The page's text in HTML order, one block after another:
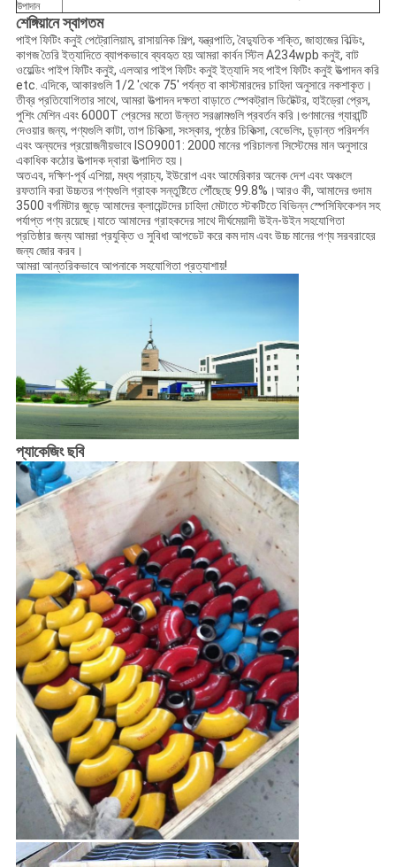
উপাদান
শেঙ্গিয়ানে স্বাগতম
পাইপ ফিটিং কনুই পেট্রোলিয়াম, রাসায়নিক শিল্প, যন্ত্রপাতি, বৈদ্যুতিক শক্তি, জাহাজের বিল্ডিং,
কাগজ তৈরি ইত্যাদিতে ব্যাপকভাবে ব্যবহৃত হয় আমরা কার্বন স্টিল A234wpb কনুই, বাট
ওয়েল্ডিং পাইপ ফিটিং কনুই, এলআর পাইপ ফিটিং কনুই ইত্যাদি সহ পাইপ ফিটিং কনুই উত্পাদন করি
etc. এদিকে, আকারগুলি 1/2 'থেকে 75' পর্যন্ত বা কাস্টমারদের চাহিদা অনুসারে নকশাকৃত।
তীব্র প্রতিযোগিতার সাথে, আমরা উত্পাদন দক্ষতা বাড়াতে স্পেকট্রাল ডিটেক্টর, হাইড্রো প্রেস,
পুশিং মেশিন এবং 6000T প্রেসের মতো উন্নত সরঞ্জামগুলি প্রবর্তন করি।গুণমানের গ্যারান্টি
দেওয়ার জন্য, পণ্যগুলি কাটা, তাপ চিকিত্সা, সংস্কার, পৃষ্ঠের চিকিত্সা, বেভেলিং, চূড়ান্ত পরিদর্শন
এবং অন্যদের প্রয়োজনীয়ভাবে ISO9001: 2000 মানের পরিচালনা সিস্টেমের মান অনুসারে
একাধিক কঠোর উত্পাদক দ্বারা উত্পাদিত হয়।
অতএব, দক্ষিণ-পূর্ব এশিয়া, মধ্য প্রাচ্য, ইউরোপ এবং আমেরিকার অনেক দেশ এবং অঞ্চলে
রফতানি করা উচ্চতর পণ্যগুলি গ্রাহক সন্তুষ্টিতে পৌঁছেছে 99.8%।আরও কী, আমাদের গুদাম
3500 বর্গমিটার জুড়ে আমাদের ক্লায়েন্টদের চাহিদা মেটাতে স্টকটিতে বিভিন্ন স্পেসিফিকেশন সহ
পর্যাপ্ত পণ্য রয়েছে।যাতে আমাদের গ্রাহকদের সাথে দীর্ঘমেয়াদী উইন-উইন সহযোগিতা
প্রতিষ্ঠার জন্য আমরা প্রযুক্তি ও সুবিধা আপডেট করে কম দাম এবং উচ্চ মানের পণ্য সরবরাহের
জন্য জোর করব।
আমরা আন্তরিকভাবে আপনাকে সহযোগিতা প্রত্যাশায়!
প্যাকেজিং ছবি